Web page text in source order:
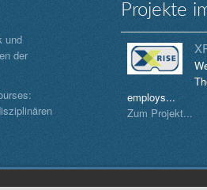
und
der
Projekte
employs...
Zum Projekt...